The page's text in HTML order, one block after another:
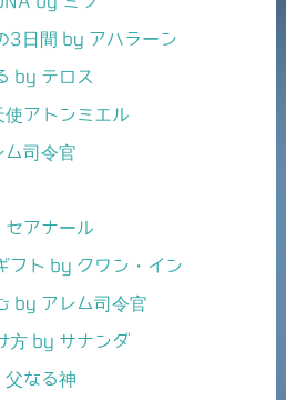
3日間 by アハラーン
by テロス
アトンミエル
司令官
アナール
フト by クワン・イン
by アレム司令官
方 by サナンダ
なる神